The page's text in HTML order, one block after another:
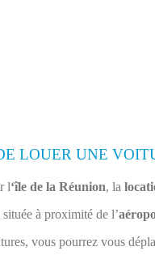
LOUER UNE
l‘île de la Réunion, la
située à proximité de l’
vous pourrez vous